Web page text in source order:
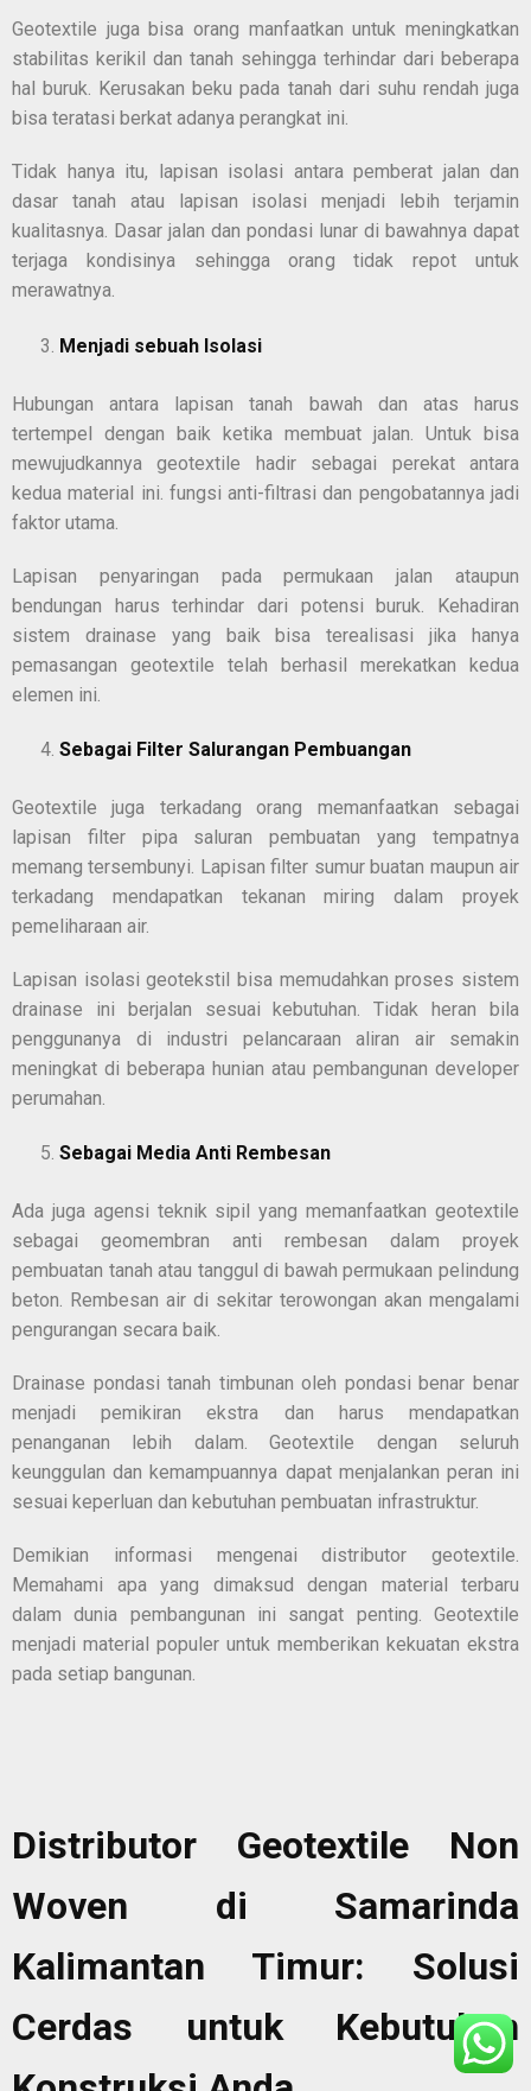
Geotextile juga bisa orang manfaatkan untuk meningkatkan
stabilitas kerikil dan tanah sehingga terhindar dari beberapa
hal buruk. Kerusakan beku pada tanah dari suhu rendah juga
bisa teratasi berkat adanya perangkat ini.
Tidak hanya itu, lapisan isolasi antara pemberat jalan dan
dasar tanah atau lapisan isolasi menjadi lebih terjamin
kualitasnya. Dasar jalan dan pondasi lunar di bawahnya dapat
terjaga kondisinya sehingga orang tidak repot untuk
merawatnya.
Menjadi sebuah Isolasi
Hubungan antara lapisan tanah bawah dan atas harus
tertempel dengan baik ketika membuat jalan. Untuk bisa
mewujudkannya geotextile hadir sebagai perekat antara
kedua material ini. fungsi anti-filtrasi dan pengobatannya jadi
faktor utama.
Lapisan penyaringan pada permukaan jalan ataupun
bendungan harus terhindar dari potensi buruk. Kehadiran
sistem drainase yang baik bisa terealisasi jika hanya
pemasangan geotextile telah berhasil merekatkan kedua
elemen ini.
Sebagai Filter Salurangan Pembuangan
Geotextile juga terkadang orang memanfaatkan sebagai
lapisan filter pipa saluran pembuatan yang tempatnya
memang tersembunyi. Lapisan filter sumur buatan maupun air
terkadang mendapatkan tekanan miring dalam proyek
pemeliharaan air.
Lapisan isolasi geotekstil bisa memudahkan proses sistem
drainase ini berjalan sesuai kebutuhan. Tidak heran bila
penggunanya di industri pelancaraan aliran air semakin
meningkat di beberapa hunian atau pembangunan developer
perumahan.
Sebagai Media Anti Rembesan
Ada juga agensi teknik sipil yang memanfaatkan geotextile
sebagai geomembran anti rembesan dalam proyek
pembuatan tanah atau tanggul di bawah permukaan pelindung
beton. Rembesan air di sekitar terowongan akan mengalami
pengurangan secara baik.
Drainase pondasi tanah timbunan oleh pondasi benar benar
menjadi pemikiran ekstra dan harus mendapatkan
penanganan lebih dalam. Geotextile dengan seluruh
keunggulan dan kemampuannya dapat menjalankan peran ini
sesuai keperluan dan kebutuhan pembuatan infrastruktur.
Demikian informasi mengenaidistributor geotextile.
Memahami apa yang dimaksud dengan material terbaru
dalam dunia pembangunan ini sangat penting. Geotextile
menjadi material populer untuk memberikan kekuatan ekstra
pada setiap bangunan.
Distributor Geotextile Non
Woven di Samarinda
Kalimantan Timur: Solusi
Cerdas untuk Kebutuhan